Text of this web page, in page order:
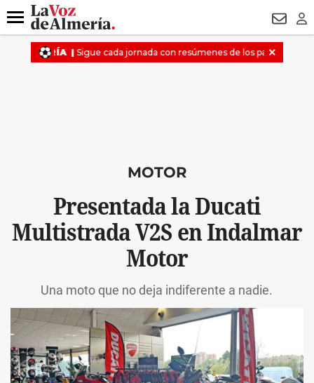
DESTACADO
Menú
MOTOR
Presentada la Ducati
Multistrada V2S en Indalmar
Motor
Una moto que no deja indiferente a nadie.